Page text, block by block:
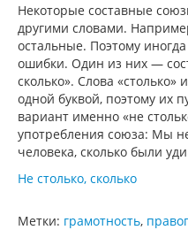
Некоторые составные
другими словами.
остальные. Поэтому
ошибки. Один из них —
сколько». Слова «столько»
одной буквой, поэтому их
вариант именно «не
употребления союза: Мы
человека, сколько были
Не столько, сколько
Метки: грамотность,